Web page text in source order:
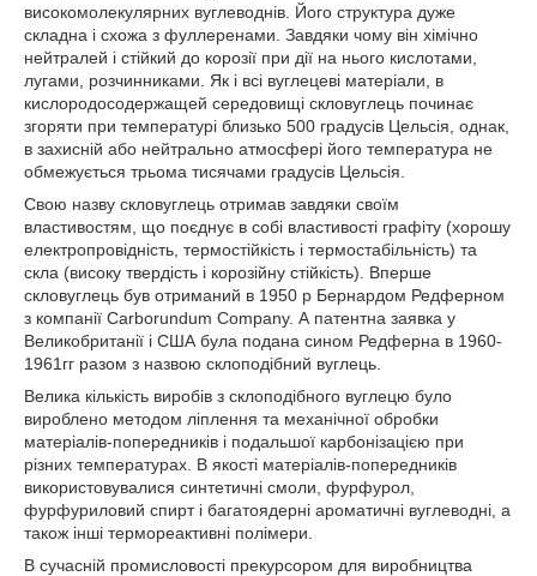
високомолекулярних вуглеводнів. Його структура дуже
складна і схожа з фуллеренами. Завдяки чому він хімічно
нейтралей і стійкий до корозії при дії на нього кислотами,
лугами, розчинниками. Як і всі вуглецеві матеріали, в
кислородосодержащей середовищі скловуглець починає
згоряти при температурі близько 500 градусів Цельсія, однак,
в захисній або нейтрально атмосфері його температура не
обмежується трьома тисячами градусів Цельсія.
Свою назву скловуглець отримав завдяки своїм
властивостям, що поєднує в собі властивості графіту (хорошу
електропровідність, термостійкість і термостабільність) та
скла (високу твердість і корозійну стійкість). Вперше
скловуглець був отриманий в 1950 р Бернардом Редферном
з компанії Carborundum Company. А патентна заявка у
Великобританії і США була подана сином Редферна в 1960-
1961гг разом з назвою склоподібний вуглець.
Велика кількість виробів з склоподібного вуглецю було
вироблено методом ліплення та механічної обробки
матеріалів-попередників і подальшої карбонізацією при
різних температурах. В якості матеріалів-попередників
використовувалися синтетичні смоли, фурфурол,
фурфуриловий спирт і багатоядерні ароматичні вуглеводні, а
також інші термореактивні полімери.
В сучасній промисловості прекурсором для виробництва